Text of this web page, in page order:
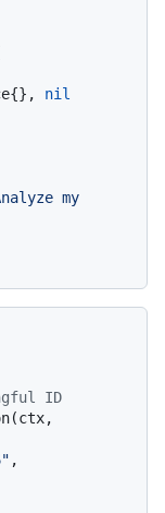
nil
my
ID
,